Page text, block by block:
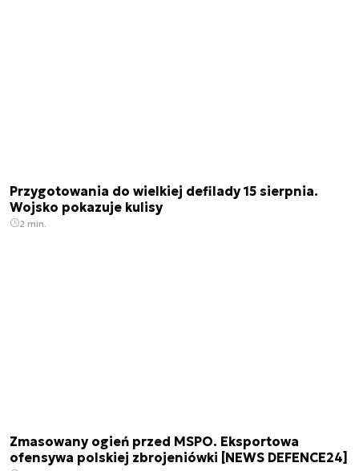
Przygotowania do wielkiej defilady 15 sierpnia.
Wojsko pokazuje kulisy
2 min.
Zmasowany ogień przed MSPO. Eksportowa
ofensywa polskiej zbrojeniówki [NEWS DEFENCE24]